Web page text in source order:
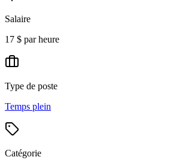
Salaire
17 $ par heure
Type de poste
Temps plein
Catégorie